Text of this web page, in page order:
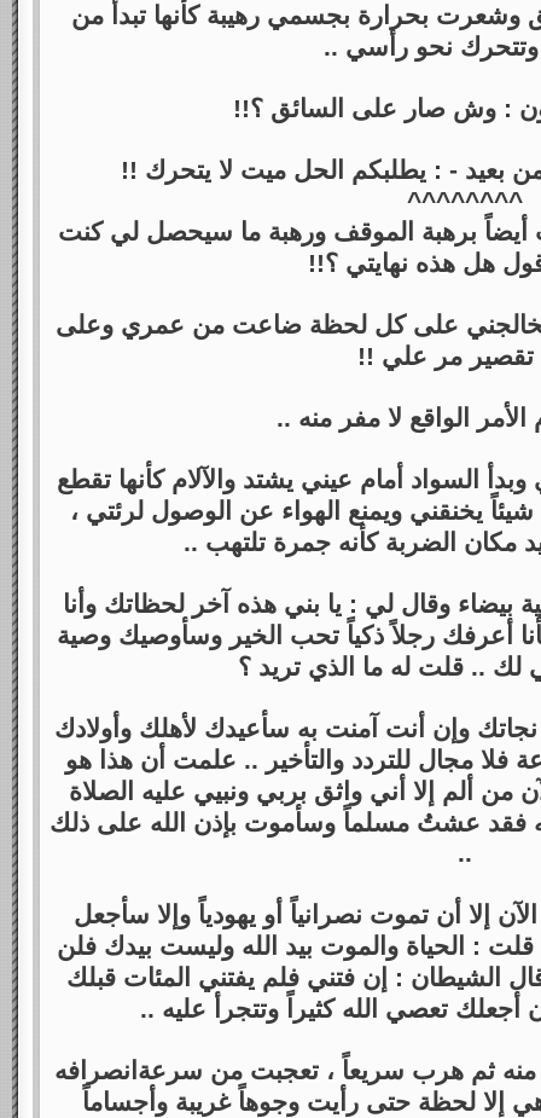
بحرارة بجسمي رهيبة كأنها تبدأ من
نحو رأسي ..
: وش صار على السائق ؟!!
- : يطلبكم الحل ميت لا يتحرك !!
^^^^^^^^
برهبة الموقف ورهبة ما سيحصل لي كنت
هل هذه نهايتي ؟!!
يخالجني على كل لحظة ضاعت من عمري وعلى
مر علي !!
الأمر الواقع لا مفر منه ..
السواد أمام عيني يشتد والآلام كأنها تقطع
يخنقني ويمنع الهواء عن الوصول لرئتي ،
مكان الضربة كأنه جمرة تلتهب ..
وقال لي : يا بني هذه آخر لحظاتك وأنا
أعرفك رجلاً ذكياً تحب الخير وسأوصيك وصية
لك .. قلت له ما الذي تريد ؟
وإن أنت آمنت به سأعيدك لأهلك وأولادك
مجال للتردد والتأخير .. علمت أن هذا هو
من ألم إلا أني واثق بربي ونبيي عليه الصلاة
فقد عشتُ مسلماً وسأموت بإذن الله على ذلك
..
إلا أن تموت نصرانياً أو يهودياً وإلا سأجعل
: الحياة والموت بيد الله وليست بيدك فلن
الشيطان : إن فتني فلم يفتني المئات قبلك
تعصي الله كثيراً وتتجرأ عليه ..
منه ثم هرب سريعاً ، تعجبت من سرعةانصرافه
إلا لحظة حتى رأيت وجوهاً غريبة وأجساماً